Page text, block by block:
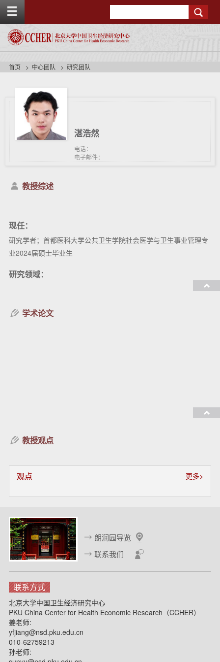
g
e
o
首页 中心团队 研究团队
湛浩然
电话：
电子邮件：
教授综述
现任：
研究学者；首都医科大学公共卫生学院社会医学与卫生事业管理专
业2024届硕士毕业生
研究领域：
教授课程：
学术论文
教授观点
观点 更多>
朗润园导览
联系我们
联系方式
北京大学中国卫生经济研究中心
PKU China Center for Health Economic Research（CCHER）
姜老师:
yfjiang@nsd.pku.edu.cn
010-62759213
孙老师: